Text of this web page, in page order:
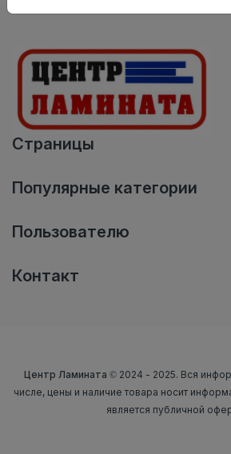
Страницы
Популярные категории
Пользователю
Контакт
Центр Ламината © 2024 - 2025. Вся
числе, цены и наличие товара носит
является публичной